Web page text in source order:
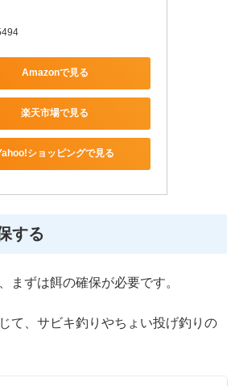
Amazonで見る
楽天市場で見る
ショッピングで見る
する
まずは餌の確保が必要です。
て、サビキ釣りやちょい投げ釣りの